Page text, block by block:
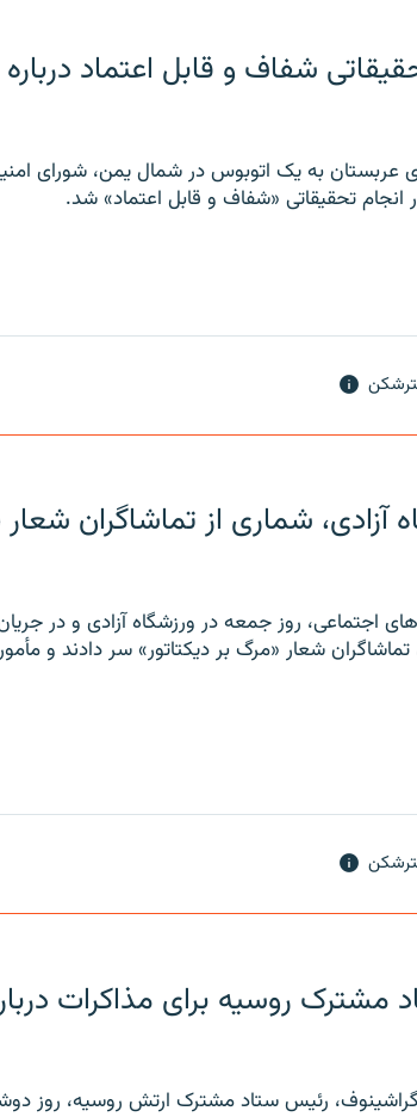
شفاف و قابل اعتماد
عربستان به یک اتوبوس در شمال یمن، شورای
تحقیقاتی «شفاف و قابل اعتماد» شد.
آزادی، شماری از تماشاگران
اجتماعی، روز جمعه در ورزشگاه آزادی و در
تماشاگران شعار «مرگ بر دیکتاتور» سر دادند و
مشترک روسیه برای مذاکرات
رئیس ستاد مشترک ارتش روسیه، روز